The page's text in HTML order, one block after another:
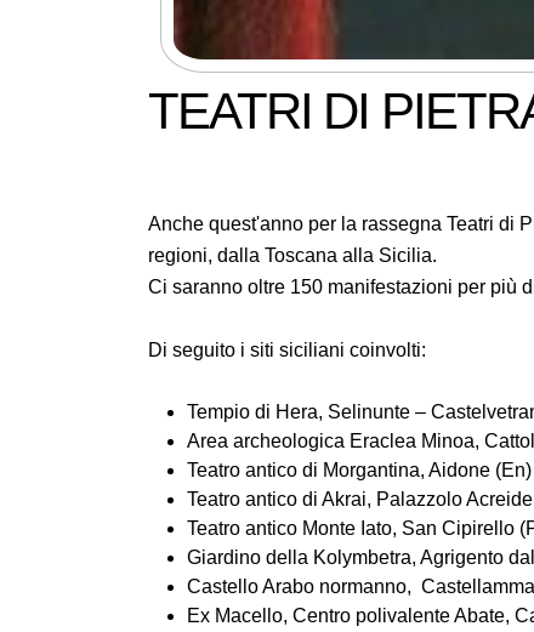
TEATRI DI
Anche quest'anno per la rassegna Teatri di
regioni, dalla Toscana alla Sicilia.
Ci saranno oltre 150 manifestazioni per più
Di seguito i siti siciliani coinvolti:
Tempio di Hera, Selinunte –
Area archeologica Eraclea Minoa,
Teatro antico di Morgantina, Aidone
Teatro antico di Akrai, Palazzolo
Teatro antico Monte Iato, San Cipirello
Giardino della Kolymbetra, Agrigento
Castello Arabo normanno,
Ex Macello, Centro polivalente Abate,